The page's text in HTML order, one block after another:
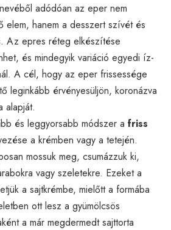
nevéből adódóan az eper nem
elem, hanem a desszert szívét és
Az epres réteg elkészítése
és mindegyik variáció egyedi íz-
A cél, hogy az eper frissessége
leginkább érvényesüljön, koronázva
alapját.
és leggyorsabb módszer a friss
a krémben vagy a tetején.
mossuk meg, csumázzuk ki,
vagy szeletekre. Ezeket a
a sajtkrémbe, mielőtt a formába
ott lesz a gyümölcsös
a már megdermedt sajttorta